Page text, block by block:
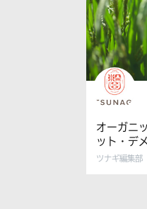
オーガニ
ット・デ
ツナギ編集部